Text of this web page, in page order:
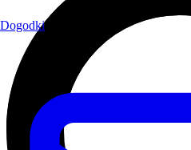
Dogodki